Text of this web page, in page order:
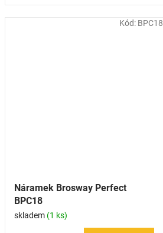
Náramek Brosway Perfect
BPC18
skladem (1 ks)
Kód: BPC18